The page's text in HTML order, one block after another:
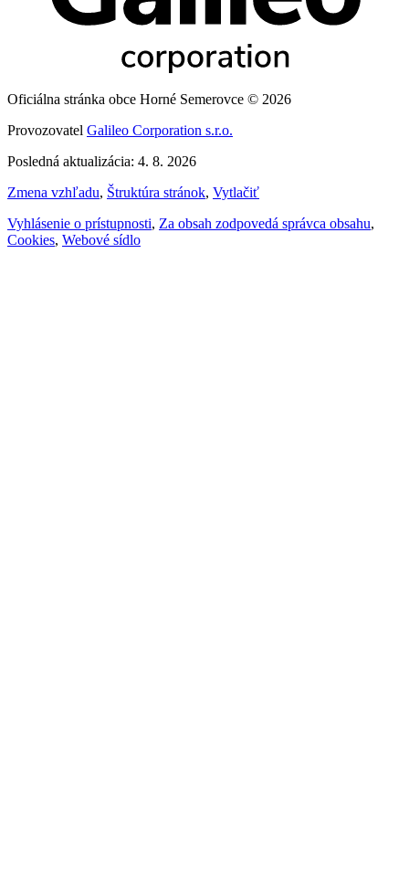
Oficiálna stránka obce Horné Semerovce © 2026
Provozovatel Galileo Corporation s.r.o.
Posledná aktualizácia: 4. 8. 2026
Zmena vzhľadu, Štruktúra stránok, Vytlačiť
Vyhlásenie o prístupnosti, Za obsah zodpovedá správca obsahu,
Cookies, Webové sídlo